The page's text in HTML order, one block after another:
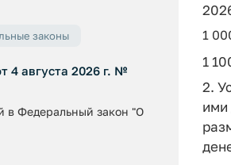
законы
4 августа 2026 г. №
в Федеральный закон "О
1
1
2.
ими